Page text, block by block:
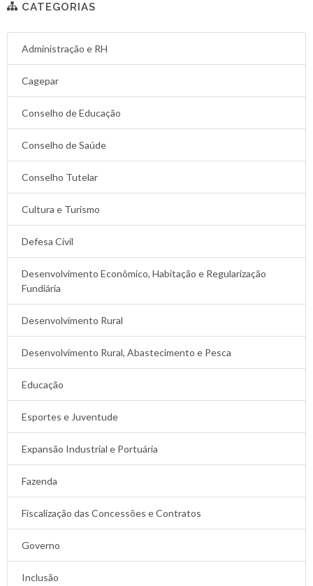
CATEGORIAS
Administração e RH
Cagepar
Conselho de Educação
Conselho de Saúde
Conselho Tutelar
Cultura e Turismo
Defesa Civil
Desenvolvimento Econômico, Habitação e Regularização
Fundiária
Desenvolvimento Rural
Desenvolvimento Rural, Abastecimento e Pesca
Educação
Esportes e Juventude
Expansão Industrial e Portuária
Fazenda
Fiscalização das Concessões e Contratos
Governo
Inclusão